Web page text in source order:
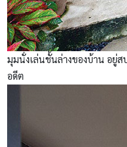
มุมนั่งเล่นชั้นล่างของบ้าน อยู่
อดีต